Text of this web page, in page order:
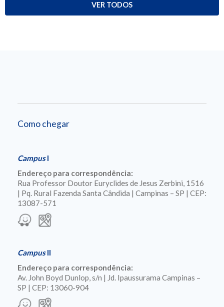
VER TODOS
Como chegar
CampusI
Endereço para correspondência:
Rua Professor Doutor Euryclides de Jesus Zerbini, 1516
| Pq. Rural Fazenda Santa Cândida | Campinas – SP | CEP:
13087-571
CampusII
Endereço para correspondência:
Av. John Boyd Dunlop, s/n | Jd. Ipaussurama Campinas –
SP | CEP: 13060-904